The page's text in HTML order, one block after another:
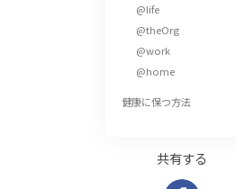
@life
@theOrg
@work
@home
健康に保つ方法
共有する